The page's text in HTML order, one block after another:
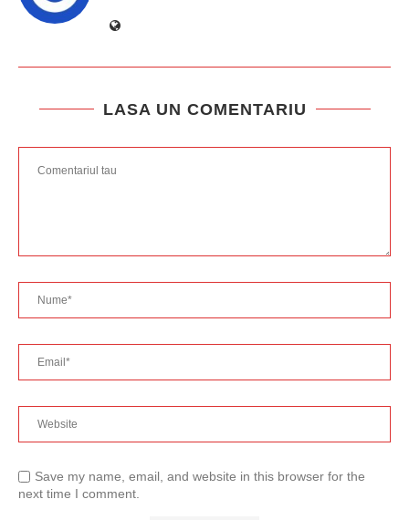
LASA UN COMENTARIU
Save my name, email, and website in this browser for the
next time I comment.